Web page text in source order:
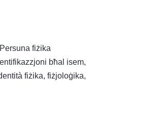
fiżika
bħal isem,
fiżika, fiżjoloġika,